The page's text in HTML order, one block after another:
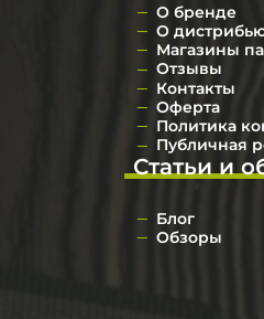
О бренде
О
Магазины
Отзывы
Контакты
Оферта
Политика
Публичная
Статьи и
Блог
Обзоры